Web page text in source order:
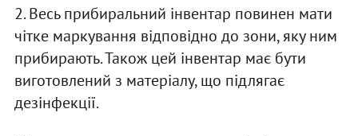
2. Весь прибиральний інвентар повинен мати
чітке маркування відповідно до зони, яку ним
прибирають. Також цей інвентар має бути
виготовлений з матеріалу, що підлягає
дезінфекції.